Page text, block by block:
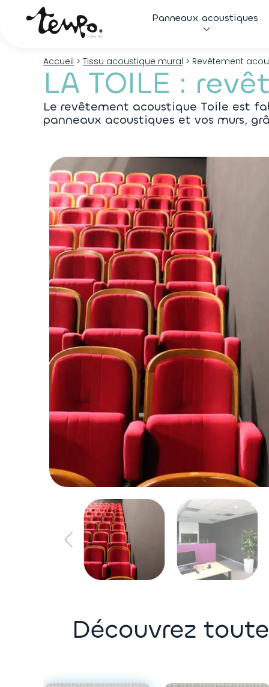
Panneaux acoustiques
Accueil > Tissu acoustique mural > Revêtement
LA TOILE :
Le revêtement acoustique Toile est
panneaux acoustiques et vos murs,
Découvrez